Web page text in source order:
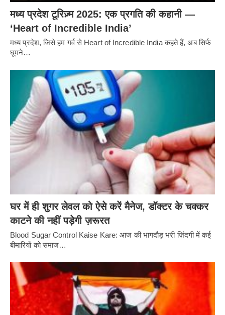
मध्य प्रदेश टूरिज़्म 2025: एक प्रगति की कहानी —
‘Heart of Incredible India’
मध्य प्रदेश, जिसे हम गर्व से Heart of Incredible India कहते हैं, अब सिर्फ
घूमने…
घर में ही शुगर लेवल को ऐसे करें मैनेज, डॉक्टर के चक्कर
काटने की नहीं पड़ेगी ज़रूरत
Blood Sugar Control Kaise Kare: आज की भागदौड़ भरी ज़िंदगी में कई
बीमारियों को समाज…